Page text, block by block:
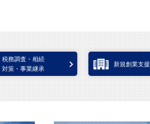
税務調査・相続
対策・事業継承
新規創業支援